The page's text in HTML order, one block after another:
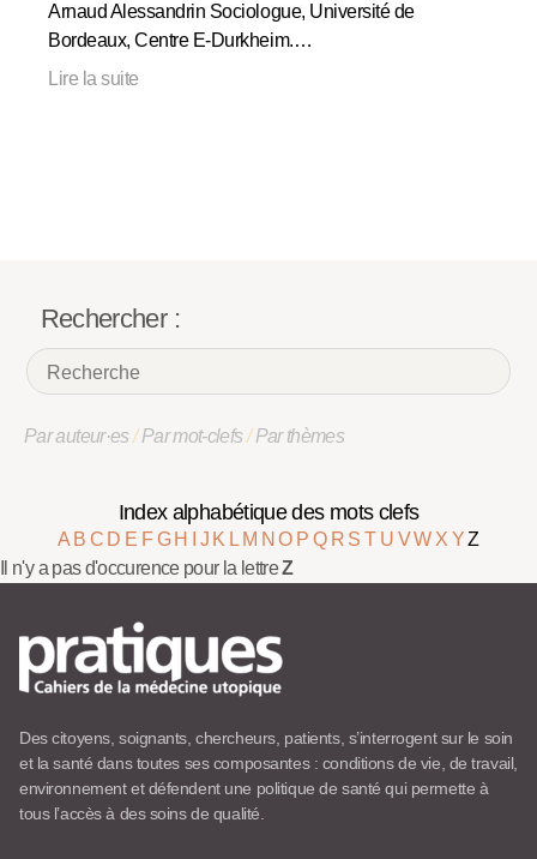
Arnaud Alessandrin Sociologue, Université de
Bordeaux, Centre E-Durkheim.…
Lire la suite
Rechercher :
Par auteur·es/Par mot-clefs/Par thèmes
Index alphabétique des mots clefs
A B C D E F G H J K L M NO P Q R ST U VW X YZ
Il n'y a pas d'occurence pour la lettreZ
Des citoyens, soignants, chercheurs, patients, s’interrogent sur le soin
et la santé dans toutes ses composantes : conditions de vie, de travail,
environnement et défendent une politique de santé qui permette à
tous l’accès à des soins de qualité.